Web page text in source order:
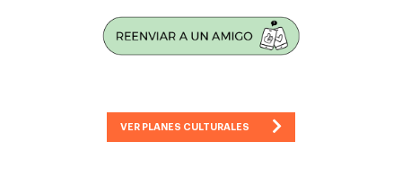
VER PLANES CULTURALES